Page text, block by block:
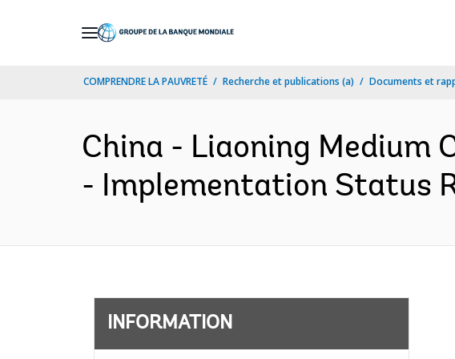
COMPRENDRE LA PAUVRETÉ Recherche et publications (a) Documents et
China - Liaoning
- Implementation Status
INFORMATION